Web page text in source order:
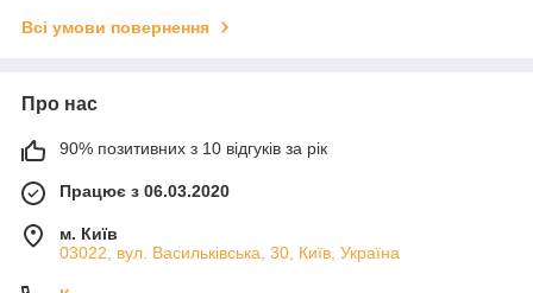
Всі умови повернення
Про нас
90% позитивних з 10 відгуків за рік
Працює з 06.03.2020
м. Київ
03022, вул. Васильківська, 30, Київ, Україна